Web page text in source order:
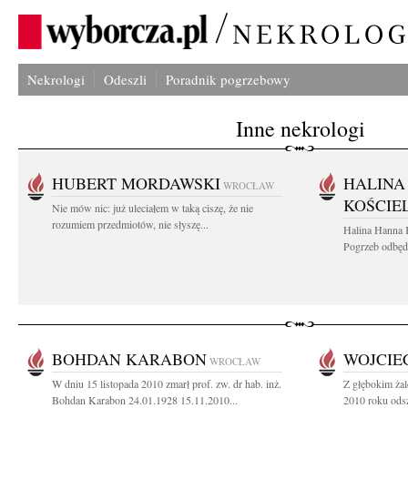
Nekrologi Odeszli Poradnik pogrzebowy
Inne nekrologi
HUBERT MORDAWSKI WROCŁAW
Nie mów nic: już uleciałem w taką ciszę, że nie
rozumiem przedmiotów, nie słyszę...
Halina Hanna
Pogrzeb
BOHDAN KARABON WROCŁAW
W dniu 15 listopada 2010 zmarł prof. zw. dr hab. inż.
Bohdan Karabon 24.01.1928 15.11.2010...
Z głębokim
2010 roku